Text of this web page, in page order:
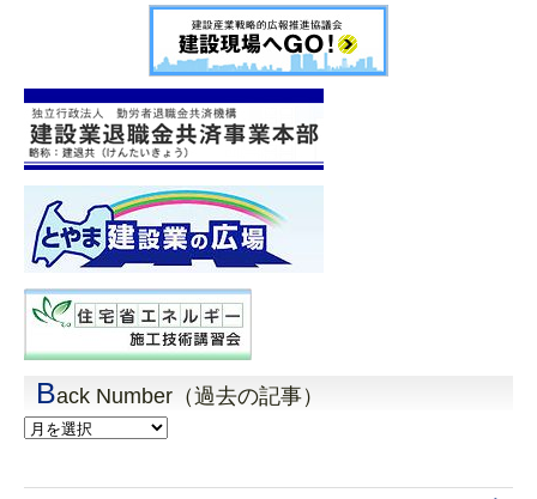
Back Number（過去の記事）
Back
Number（過